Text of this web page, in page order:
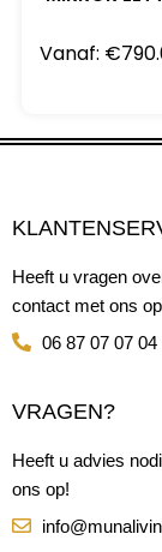
Vanaf: €
Heeft u vragen
contact met ons
06 87 07 07 04
VRAGEN?
Heeft u advies
ons op!